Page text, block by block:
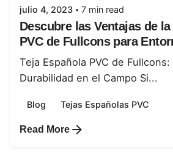
julio 4, 2023 7 min read
Descubre las Ventajas de
PVC de Fullcons para
Teja Española PVC de
Durabilidad en el Campo Si...
Blog Tejas Españolas PVC
Read More